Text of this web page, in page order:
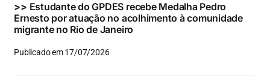
>> Estudante do GPDES recebe Medalha Pedro
Ernesto por atuação no acolhimento à comunidade
migrante no Rio de Janeiro
Publicado em 17/07/2026